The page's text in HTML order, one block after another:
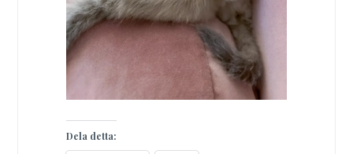
Dela detta: